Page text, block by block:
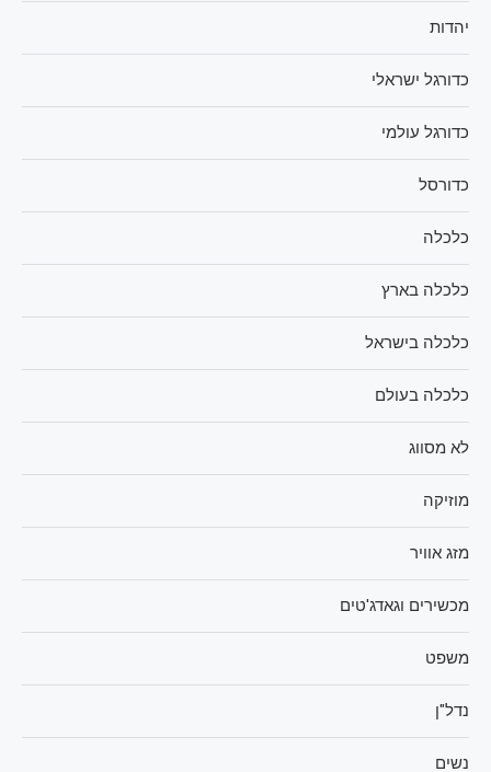
יהדות
כדורגל ישראלי
כדורגל עולמי
כדורסל
כלכלה
כלכלה בארץ
כלכלה בישראל
כלכלה בעולם
לא מסווג
מוזיקה
מזג אוויר
מכשירים וגאדג'טים
משפט
נדל"ן
נשים